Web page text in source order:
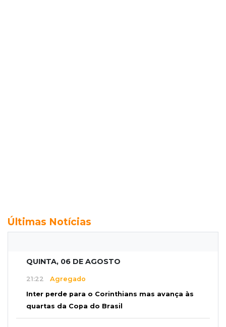
Últimas Notícias
QUINTA, 06 DE AGOSTO
21:22 Agregado
Inter perde para o Corinthians mas avança às
quartas da Copa do Brasil